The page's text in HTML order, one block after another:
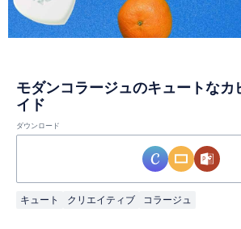
モダンコラージュのキュートなカ
イド
ダウンロード
キュート クリエイティブ コラージュ